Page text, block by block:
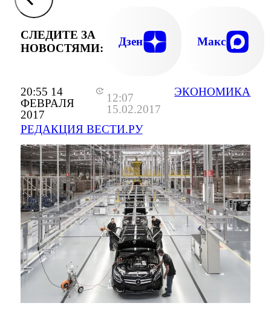
20:55 14
ФЕВРАЛЯ
2017
12:07
15.02.2017
РЕДАКЦИЯ ВЕСТИ.РУ
ЭКОНОМИКА
СЛЕДИТЕ ЗА
НОВОСТЯМИ:
Дзен Макс